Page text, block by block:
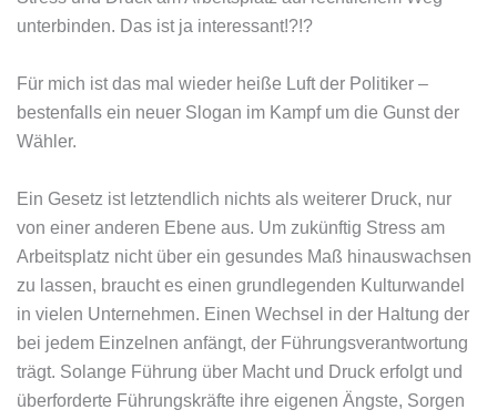
unterbinden. Das ist ja interessant!?!?
Für mich ist das mal wieder heiße Luft der Politiker –
bestenfalls ein neuer Slogan im Kampf um die Gunst der
Wähler.
Ein Gesetz ist letztendlich nichts als weiterer Druck, nur
von einer anderen Ebene aus. Um zukünftig Stress am
Arbeitsplatz nicht über ein gesundes Maß hinauswachsen
zu lassen, braucht es einen grundlegenden Kulturwandel
in vielen Unternehmen. Einen Wechsel in der Haltung der
bei jedem Einzelnen anfängt, der Führungsverantwortung
trägt. Solange Führung über Macht und Druck erfolgt und
überforderte Führungskräfte ihre eigenen Ängste, Sorgen